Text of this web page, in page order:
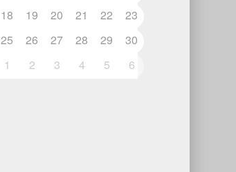
18 19 20 21 22
23
25 26 27 28 29
30
1 2 3 4 5 6